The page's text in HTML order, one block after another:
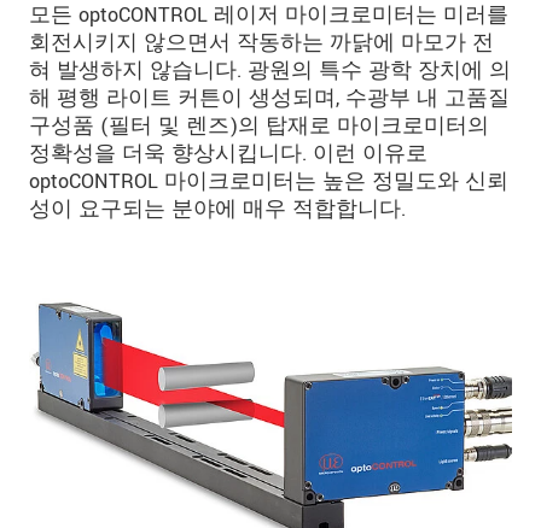
모든 optoCONTROL 레이저 마이크로미터는 미러를
회전시키지 않으면서 작동하는 까닭에 마모가 전
혀 발생하지 않습니다. 광원의 특수 광학 장치에 의
해 평행 라이트 커튼이 생성되며, 수광부 내 고품질
구성품 (필터 및 렌즈)의 탑재로 마이크로미터의
정확성을 더욱 향상시킵니다. 이런 이유로
optoCONTROL 마이크로미터는 높은 정밀도와 신뢰
성이 요구되는 분야에 매우 적합합니다.